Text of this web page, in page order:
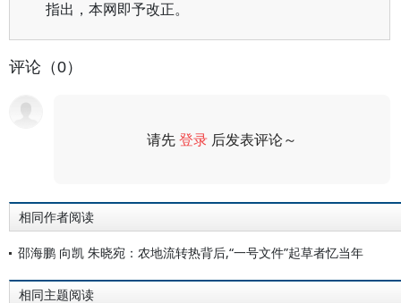
指出，本网即予改正。
评论（0）
请先登录 后发表评论～
相同作者阅读
邵海鹏 向凯 朱晓宛：农地流转热背后,“一号文件”起草者忆当年
相同主题阅读